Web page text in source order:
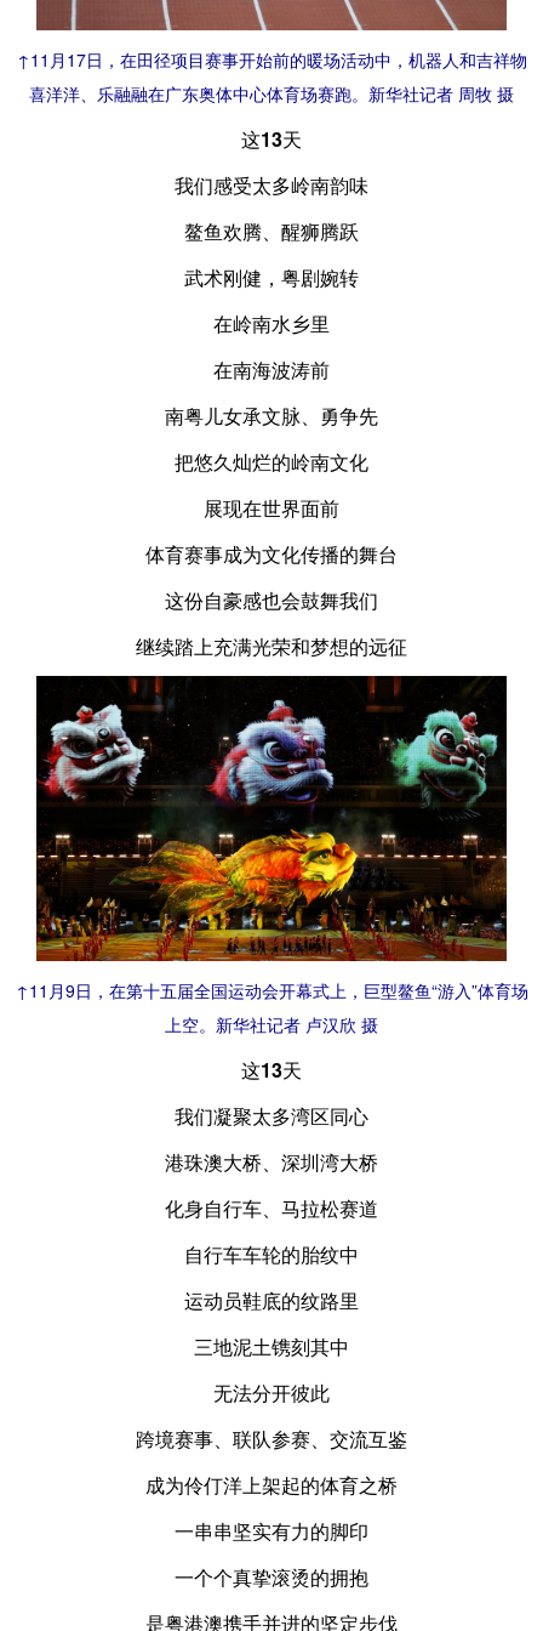
↑11月17日，在田径项目赛事开始前的暖场活动中，机器人和吉祥物
喜洋洋、乐融融在广东奥体中心体育场赛跑。新华社记者 周牧 摄
这13天
我们感受太多岭南韵味
鳌鱼欢腾、醒狮腾跃
武术刚健，粤剧婉转
在岭南水乡里
在南海波涛前
南粤儿女承文脉、勇争先
把悠久灿烂的岭南文化
展现在世界面前
体育赛事成为文化传播的舞台
这份自豪感也会鼓舞我们
继续踏上充满光荣和梦想的远征
↑11月9日，在第十五届全国运动会开幕式上，巨型鳌鱼“游入”体育场
上空。新华社记者 卢汉欣 摄
这13天
我们凝聚太多湾区同心
港珠澳大桥、深圳湾大桥
化身自行车、马拉松赛道
自行车车轮的胎纹中
运动员鞋底的纹路里
三地泥土镌刻其中
无法分开彼此
跨境赛事、联队参赛、交流互鉴
成为伶仃洋上架起的体育之桥
一串串坚实有力的脚印
一个个真挚滚烫的拥抱
是粤港澳携手并进的坚定步伐